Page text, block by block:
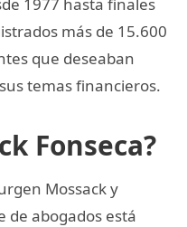
más de 15.600
que deseaban
temas financieros.
Fonseca?
Mossack y
de abogados está